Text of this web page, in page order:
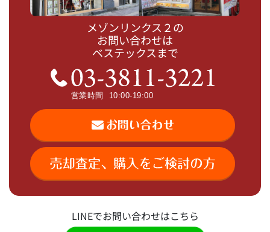
メゾンリンクス２の
お問い合わせは
ベステックスまで
LINEでお問い合わせはこちら